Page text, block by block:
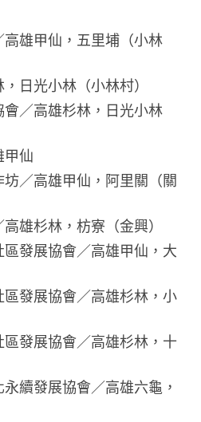
雄甲仙，五里埔（小林
日光小林（小林村）
會／高雄杉林，日光小林
甲仙
／高雄甲仙，阿里關（關
雄杉林，枋寮（金興）
發展協會／高雄甲仙，大
發展協會／高雄杉林，小
發展協會／高雄杉林，十
續發展協會／高雄六龜，